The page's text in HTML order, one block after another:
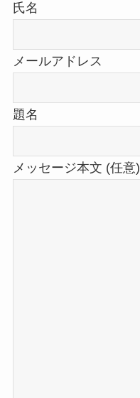
氏名
メールアドレス
題名
メッセージ本文 (任意)